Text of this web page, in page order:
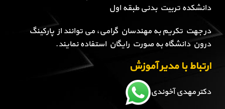
دانشکده تربیت بدنی طبقه اول
در جهت تکریم به مهندسان گرامی، می توانند از پارکینگ
درون دانشگاه به صورت رایگان استفاده نمایند.
ارتباط با مدیر آموزش
دکتر مهدی آخوندی